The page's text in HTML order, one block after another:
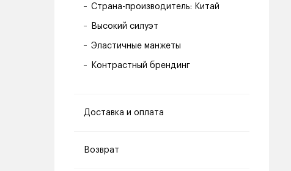
Страна-производитель: Китай
Высокий силуэт
Эластичные манжеты
Контрастный брендинг
Доставка и оплата
Возврат